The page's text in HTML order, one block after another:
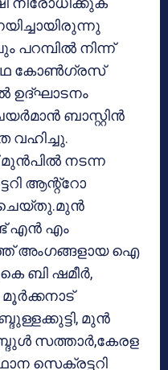
പറമ്പില്‍ നിന്ന്
കോണ്‍ഗ്രസ്
ഉദ്ഘാടനം
ബാസ്റ്റിന്‍
വഹിച്ചു.
നടന്ന
ആന്റ്റോ
ചെയ്തു.മുന്‍
എന്‍ എം
അംഗങ്ങളായ ഐ
ബി ഷമീര്‍,
മുന്‍
സത്താര്‍,കേരള
സെക്രട്ടറി